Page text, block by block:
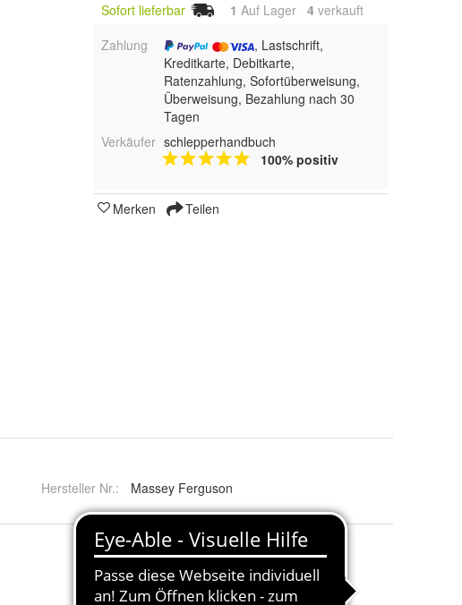
Sofort lieferbar 1 Auf Lager 4 verkauft
Zahlung
, Lastschrift,
Kreditkarte, Debitkarte,
Ratenzahlung, Sofortüberweisung,
Überweisung, Bezahlung nach 30
Tagen
Verkäufer schlepperhandbuch
100% positiv
Merken Teilen
Hersteller Nr.: Massey Ferguson